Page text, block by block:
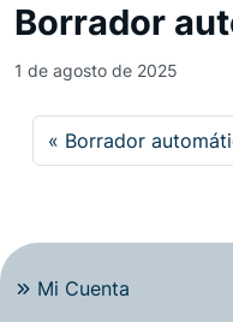
Borrador
1 de agosto de 2025
Borrador
Mi Cuenta